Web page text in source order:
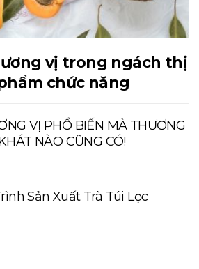
vị trong ngách thị
chức năng
VỊ PHỔ BIẾN MÀ THƯƠNG
NÀO CŨNG CÓ!
Sản Xuất Trà Túi Lọc